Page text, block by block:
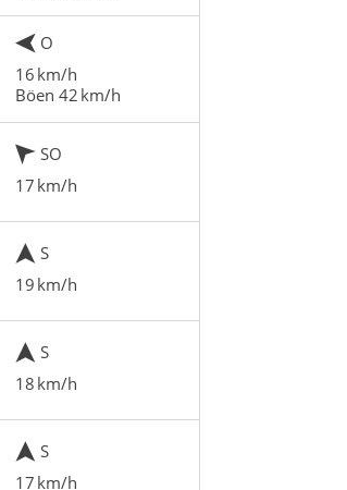
O
16 km/h
Böen 42 km/h
SO
17 km/h
S
19 km/h
S
18 km/h
S
17 km/h